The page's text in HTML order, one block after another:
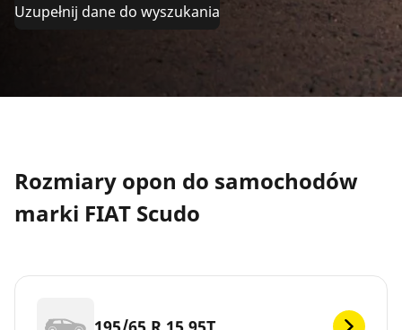
Uzupełnij dane do wyszukania
Rozmiary opon do samochodów
marki FIAT Scudo